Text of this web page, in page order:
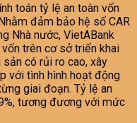
toán tỷ lệ an toàn vốn
đảm bảo hệ số CAR
Nhà nước, VietABank
trên cơ sở triển khai
có rủi ro cao, xây
với tình hình hoạt động
giai đoạn. Tỷ lệ an
tương đương với mức